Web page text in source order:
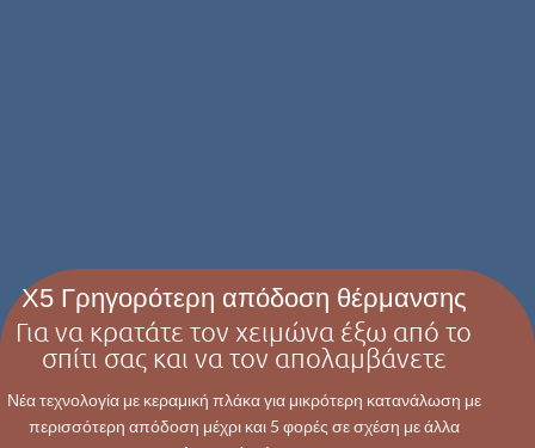
X5 Γρηγορότερη απόδοση θέρμανσης
Για να κρατάτε τον χειμώνα έξω από το
σπίτι σας και να τον απολαμβάνετε
Νέα τεχνολογία με κεραμική πλάκα για μικρότερη κατανάλωση με
περισσότερη απόδοση μέχρι και 5 φορές σε σχέση με άλλα